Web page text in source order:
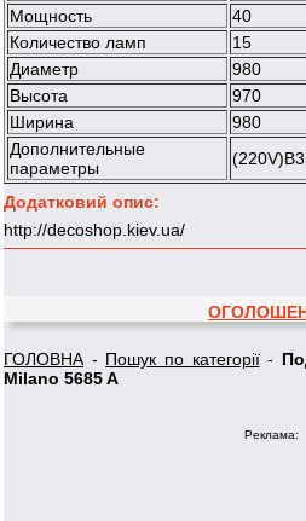
Мощность
40
Количество ламп
15
Диаметр
980
Высота
970
Ширина
980
Дополнительные
параметры
Додатковий опис:
http://decoshop.kiev.ua/
ГОЛОВНА - Пошук по категорії-
Milano 5685 A
Реклама: